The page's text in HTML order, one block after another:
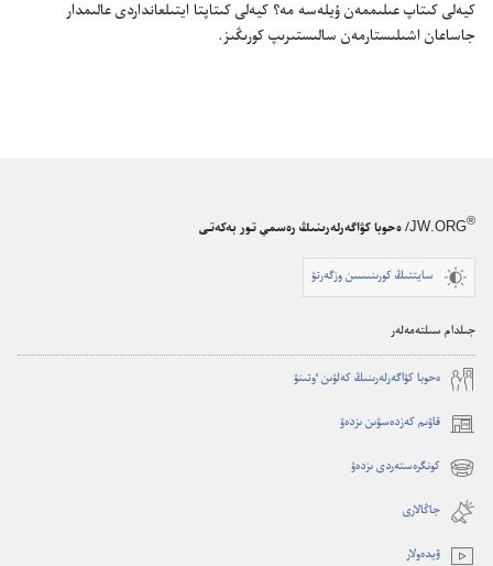
كيە‌لى كىتاپ عىلىممە‌ن ۇ‌يلە‌سە مە؟‏ كيە‌لى كىتاپتا ايتىلعانداردى عالىمدار
جاساعان اشىلىستارمە‌ن سالىستىرىپ كورىڭىز.‏
JW.ORG® / ەحوبا كۋاگەرلەرىنىڭ رەسمي تور بەكەتى
سايتتىڭ كورىنىسىن وزگەرتۋ
جىلدام سىلتەمەلەر
ە‌حوبا كۋاگە‌رلە‌رىنىڭ كە‌لۋىن ٶتىنۋ
قاۋىم كەزدەسۋىن ىزدەۋ
(opens
new
window)
كونگرەستەردى ىزدەۋ
(opens
new
window)
جاڭالارى
ۆيدە‌ولار